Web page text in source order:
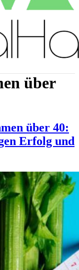
über
über 40:
Erfolg und